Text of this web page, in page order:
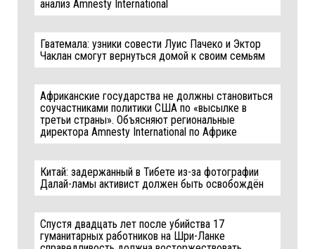
анализ Amnesty International
Гватемала: узники совести Луис Пачеко и Эктор
Чаклан смогут вернуться домой к своим семьям
Африканские государства не должны становиться
соучастниками политики США по «высылке в
третьи страны». Объясняют региональные
директора Amnesty International по Африке
Китай: задержанный в Тибете из-за фотографии
Далай-ламы активист должен быть освобождён
Спустя двадцать лет после убийства 17
гуманитарных работников на Шри-Ланке